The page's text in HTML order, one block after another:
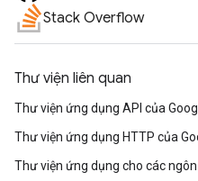
Stack Overflow
Thư viện liên quan
Thư viện ứng dụng API của
Thư viện ứng dụng HTTP của
Thư viện ứng dụng cho các